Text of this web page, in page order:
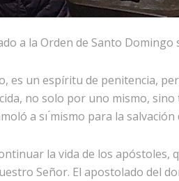
a la Orden de Santo Domingo
es un espíritu de penitencia,
no solo por uno mismo,
a sı ́mismo para la salvación
la vida de los apóstoles,
Señor. El apostolado del